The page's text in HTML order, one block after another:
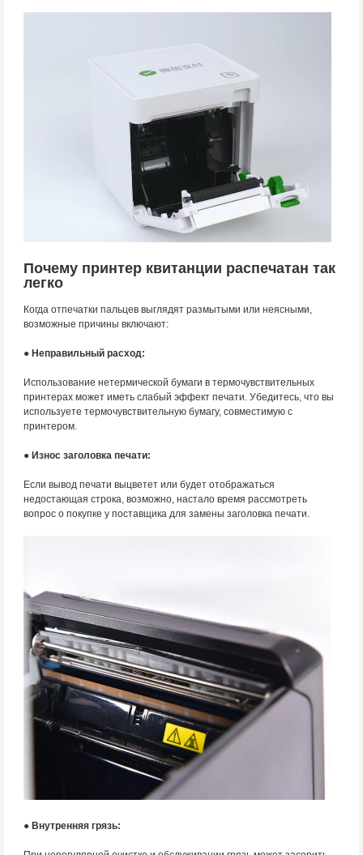
Почему принтер квитанции распечатан так
легко
Когда отпечатки пальцев выглядят размытыми или неясными,
возможные причины включают:
● Неправильный расход:
Использование нетермической бумаги в термочувствительных
принтерах может иметь слабый эффект печати. Убедитесь, что вы
используете термочувствительную бумагу, совместимую с
принтером.
● Износ заголовка печати:
Если вывод печати выцветет или будет отображаться
недостающая строка, возможно, настало время рассмотреть
вопрос о покупке у поставщика для замены заголовка печати.
● Внутренняя грязь: